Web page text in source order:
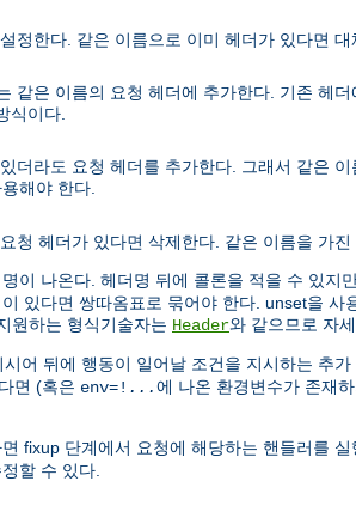
정한다. 같은 이름으로 이미 헤더가 있다면 대
같은 이름의 요청 헤더에 추가한다. 기존 헤
식이다.
더라도 요청 헤더를 추가한다. 그래서 같은
해야 한다.
청 헤더가 있다면 삭제한다. 같은 이름을 가
이 나온다. 헤더명 뒤에 콜론을 적을 수 있지
있다면 쌍따옴표로 묶어야 한다. unset을 사
원하는 형식기술자는 Header와 같으므로 자
시어 뒤에 행동이 일어날 조건을 지시하는 추
면 (혹은 env=! ...에 나온 환경변수가 존재
fixup 단계에서 요청에 해당하는 핸들러를 실
할 수 있다.